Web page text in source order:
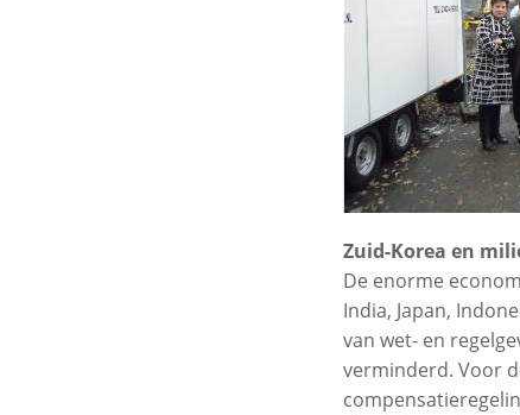
Zuid-Korea en
De enorme
India, Japan,
van wet- en
verminderd. Voor